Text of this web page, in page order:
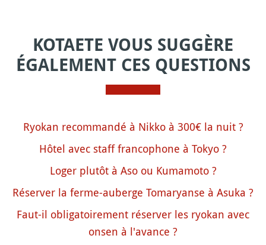
KOTAETE VOUS SUGGÈRE
ÉGALEMENT CES QUESTIONS
Ryokan recommandé à Nikko à 300€ la nuit ?
Hôtel avec staff francophone à Tokyo ?
Loger plutôt à Aso ou Kumamoto ?
Réserver la ferme-auberge Tomaryanse à Asuka ?
Faut-il obligatoirement réserver les ryokan avec
onsen à l'avance ?